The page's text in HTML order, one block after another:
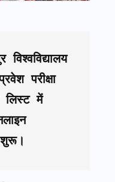
विश्वविद्यालय
परीक्षा
लिस्ट में